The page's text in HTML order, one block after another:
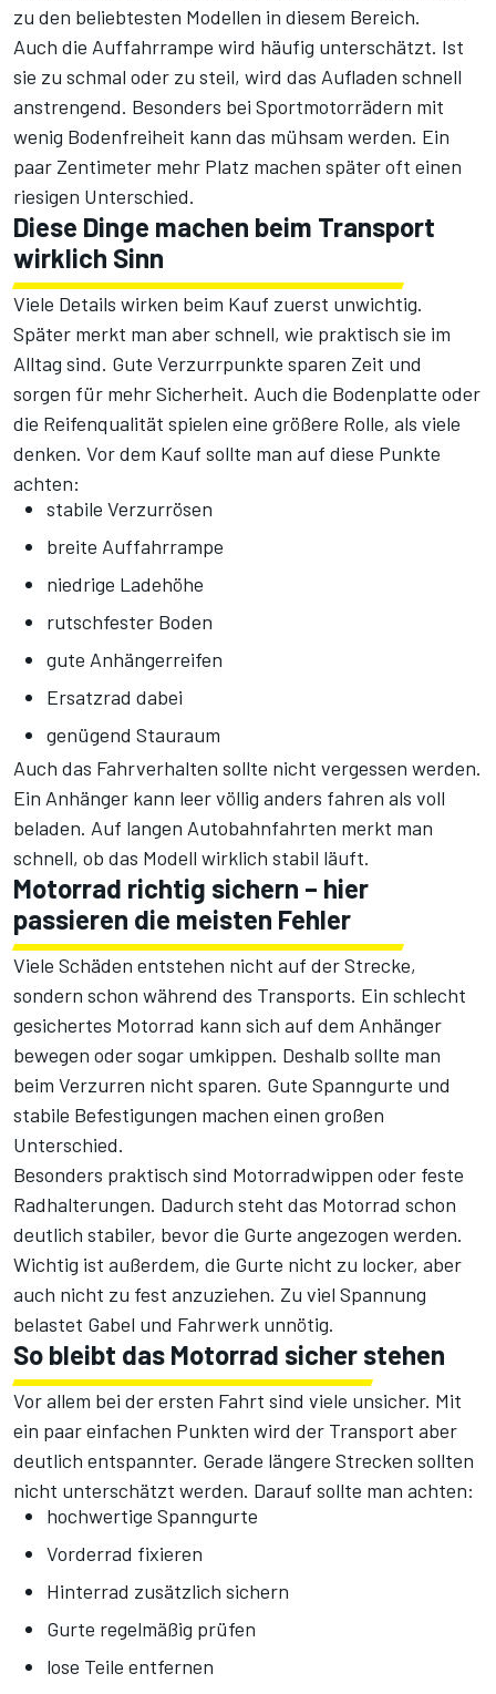
zu den beliebtesten Modellen in diesem Bereich.
Auch die Auffahrrampe wird häufig unterschätzt. Ist
sie zu schmal oder zu steil, wird das Aufladen schnell
anstrengend. Besonders bei Sportmotorrädern mit
wenig Bodenfreiheit kann das mühsam werden. Ein
paar Zentimeter mehr Platz machen später oft einen
riesigen Unterschied.
Diese Dinge machen beim Transport
wirklich Sinn
Viele Details wirken beim Kauf zuerst unwichtig.
Später merkt man aber schnell, wie praktisch sie im
Alltag sind. Gute Verzurrpunkte sparen Zeit und
sorgen für mehr Sicherheit. Auch die Bodenplatte oder
die Reifenqualität spielen eine größere Rolle, als viele
denken. Vor dem Kauf sollte man auf diese Punkte
achten:
stabile Verzurrösen
breite Auffahrrampe
niedrige Ladehöhe
rutschfester Boden
gute Anhängerreifen
Ersatzrad dabei
genügend Stauraum
Auch das Fahrverhalten sollte nicht vergessen werden.
Ein Anhänger kann leer völlig anders fahren als voll
beladen. Auf langen Autobahnfahrten merkt man
schnell, ob das Modell wirklich stabil läuft.
Motorrad richtig sichern – hier
passieren die meisten Fehler
Viele Schäden entstehen nicht auf der Strecke,
sondern schon während des Transports. Ein schlecht
gesichertes Motorrad kann sich auf dem Anhänger
bewegen oder sogar umkippen. Deshalb sollte man
beim Verzurren nicht sparen. Gute Spanngurte und
stabile Befestigungen machen einen großen
Unterschied.
Besonders praktisch sind Motorradwippen oder feste
Radhalterungen. Dadurch steht das Motorrad schon
deutlich stabiler, bevor die Gurte angezogen werden.
Wichtig ist außerdem, die Gurte nicht zu locker, aber
auch nicht zu fest anzuziehen. Zu viel Spannung
belastet Gabel und Fahrwerk unnötig.
So bleibt das Motorrad sicher stehen
Vor allem bei der ersten Fahrt sind viele unsicher. Mit
ein paar einfachen Punkten wird der Transport aber
deutlich entspannter. Gerade längere Strecken sollten
nicht unterschätzt werden. Darauf sollte man achten:
hochwertige Spanngurte
Vorderrad fixieren
Hinterrad zusätzlich sichern
Gurte regelmäßig prüfen
lose Teile entfernen